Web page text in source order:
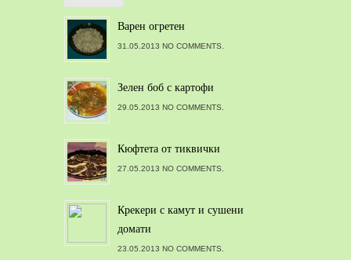
Варен огретен
31.05.2013 NO COMMENTS.
Зелен боб с картофи
29.05.2013 NO COMMENTS.
Кюфтета от тиквички
27.05.2013 NO COMMENTS.
Крекери с камут и сушени
домати
23.05.2013 NO COMMENTS.